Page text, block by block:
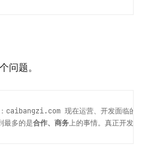
问题。
caibangzi.com 现在运营、开发面临的最
最多的是合作、商务上的事情。真正开发、